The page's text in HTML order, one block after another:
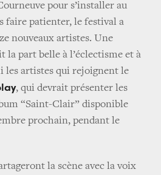
pour s’installer au
faire patienter, le festival a
nouveaux artistes. Une
part belle à l’éclectisme et à
les artistes qui rejoignent le
, qui devrait présenter les
“Saint-Clair” disponible
prochain, pendant le
la scène avec la voix